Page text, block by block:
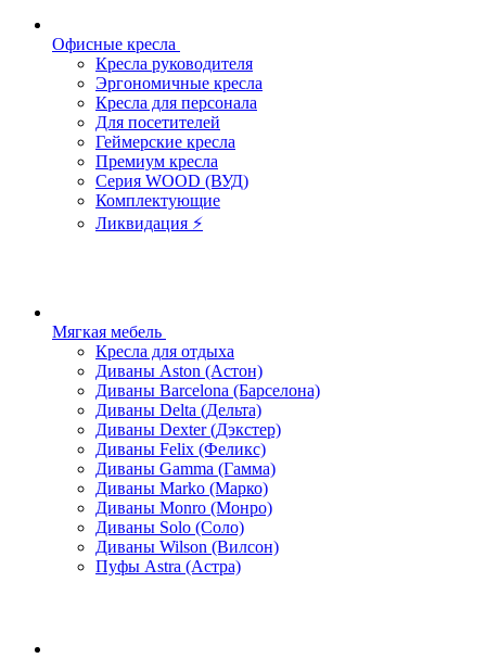
Офисные кресла
Кресла руководителя
Эргономичные кресла
Кресла для персонала
Для посетителей
Геймерские кресла
Премиум кресла
Серия WOOD (ВУД)
Комплектующие
Ликвидация ⚡
Мягкая мебель
Кресла для отдыха
Диваны Aston (Астон)
Диваны Barcelona (Барселона)
Диваны Delta (Дельта)
Диваны Dexter (Дэкстер)
Диваны Felix (Феликс)
Диваны Gamma (Гамма)
Диваны Marko (Марко)
Диваны Monro (Монро)
Диваны Solo (Соло)
Диваны Wilson (Вилсон)
Пуфы Astra (Астра)